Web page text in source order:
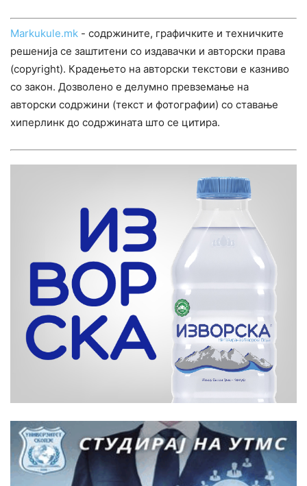
Markukule.mk - содржините, графичките и техничките
решенија се заштитени со издавачки и авторски права
(copyright). Крадењето на авторски текстови е казниво
со закон. Дозволено е делумно превземање на
авторски содржини (текст и фотографии) со ставање
хиперлинк до содржината што се цитира.